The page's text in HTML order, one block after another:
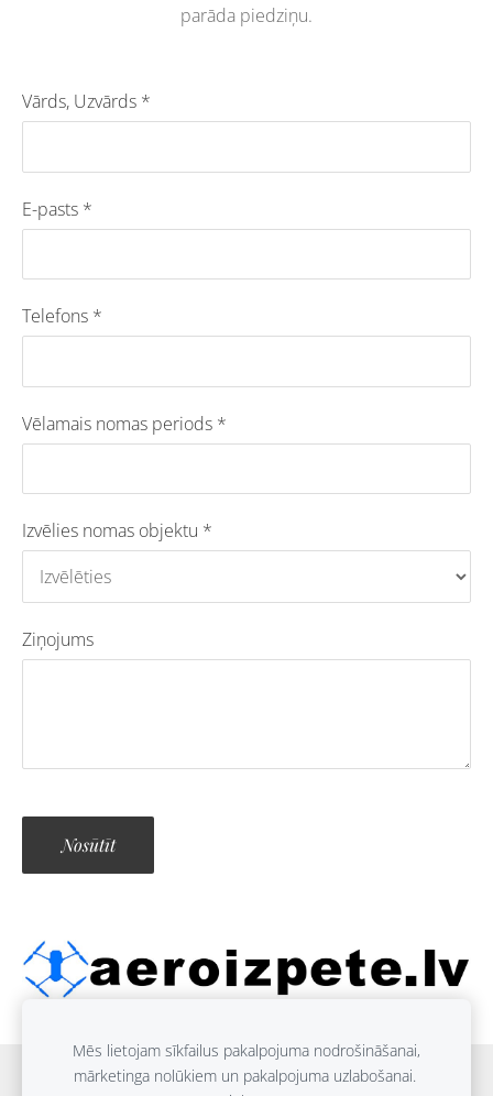
parāda piedziņu.
Vārds, Uzvārds *
E-pasts *
Telefons *
Vēlamais nomas periods *
Izvēlies nomas objektu *
Ziņojums
Sīkdatnes
Mēs lietojam sīkfailus pakalpojuma nodrošināšanai,
mārketinga nolūkiem un pakalpojuma uzlabošanai.